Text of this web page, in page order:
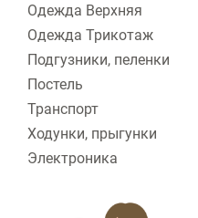
Одежда Верхняя
Одежда Трикотаж
Подгузники, пеленки
Постель
Транспорт
Ходунки, прыгунки
Электроника